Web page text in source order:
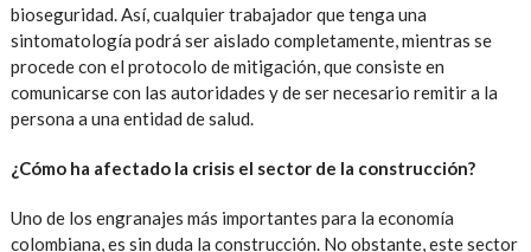
bioseguridad. Así, cualquier trabajador que tenga una
sintomatología podrá ser aislado completamente, mientras se
procede con el protocolo de mitigación, que consiste en
comunicarse con las autoridades y de ser necesario remitir a la
persona a una entidad de salud.
¿Cómo ha afectado la crisis el sector de la construcción?
Uno de los engranajes más importantes para la economía
colombiana, es sin duda la construcción. No obstante, este sector